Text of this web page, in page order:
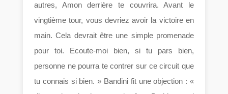
autres, Amon derrière te couvrira. Avant le
vingtième tour, vous devriez avoir la victoire en
main. Cela devrait être une simple promenade
pour toi. Ecoute-moi bien, si tu pars bien,
personne ne pourra te contrer sur ce circuit que
tu connais si bien. » Bandini fit une objection : «